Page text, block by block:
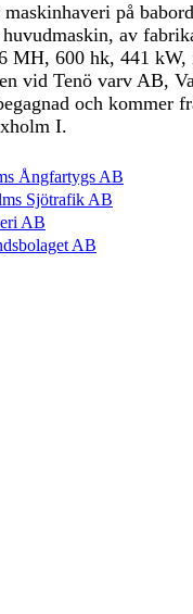
maskinhaveri på
av
MH, 600 hk, 441 kW,
vid Tenö varv AB,
och kommer
I.
Ångfartygs AB
Sjötrafik AB
AB
AB